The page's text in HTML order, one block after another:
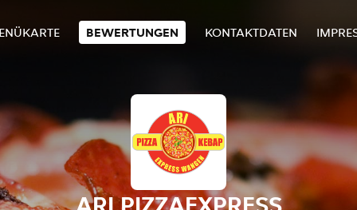
BEWERTUNGEN KONTAKTDATEN